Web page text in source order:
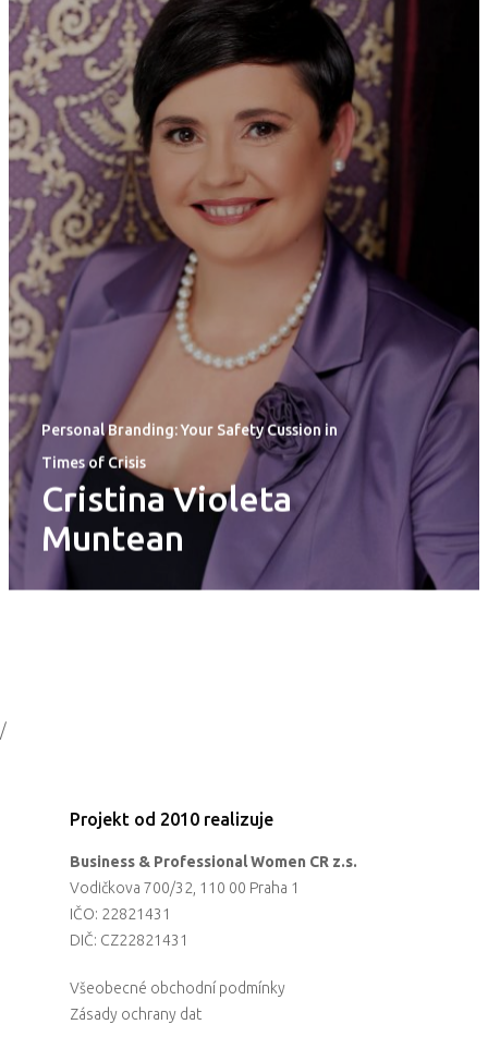
Personal Branding: Your Safety Cussion in
Times of Crisis
Cristina Violeta
Muntean
/
Projekt od 2010 realizuje
Business & Professional Women CR z.s.
Vodičkova 700/32, 110 00 Praha 1
IČO: 22821431
DIČ: CZ22821431
Všeobecné obchodní podmínky
Zásady ochrany dat